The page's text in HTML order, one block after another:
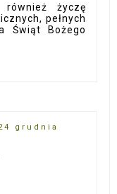
życzę
pełnych
Świąt Bożego
grudnia